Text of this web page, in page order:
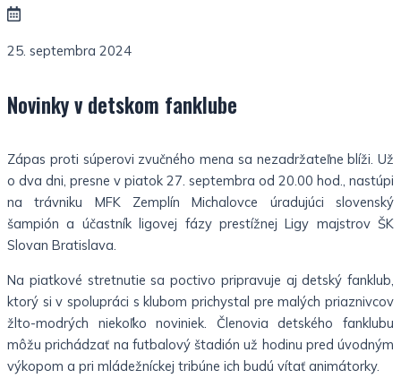
25. septembra 2024
Novinky v detskom fanklube
Zápas proti súperovi zvučného mena sa nezadržateľne blíži. Už
o dva dni, presne v piatok 27. septembra od 20.00 hod., nastúpi
na trávniku MFK Zemplín Michalovce úradujúci slovenský
šampión a účastník ligovej fázy prestížnej Ligy majstrov ŠK
Slovan Bratislava.
Na piatkové stretnutie sa poctivo pripravuje aj detský fanklub,
ktorý si v spolupráci s klubom prichystal pre malých priaznivcov
žlto-modrých niekoľko noviniek. Členovia detského fanklubu
môžu prichádzať na futbalový štadión už hodinu pred úvodným
výkopom a pri mládežníckej tribúne ich budú vítať animátorky.